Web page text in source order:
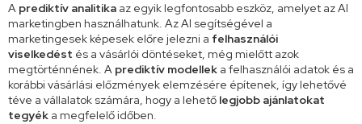
A prediktív analitika az egyik legfontosabb eszköz, amelyet az AI
marketingben használhatunk. Az AI segítségével a
marketingesek képesek előre jelezni a felhasználói
viselkedést és a vásárlói döntéseket, még mielőtt azok
megtörténnének. A prediktív modellek a felhasználói adatok és a
korábbi vásárlási előzmények elemzésére építenek, így lehetővé
téve a vállalatok számára, hogy a lehető legjobb ajánlatokat
tegyék a megfelelő időben.